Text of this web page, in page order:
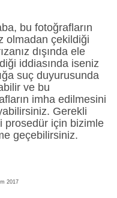
bu fotoğrafların
olmadan çekildiği
dışında ele
iddiasında iseniz
suç duyurusunda
ve bu
imha edilmesini
Gerekli
prosedür için bizimle
geçebilirsiniz.
2017